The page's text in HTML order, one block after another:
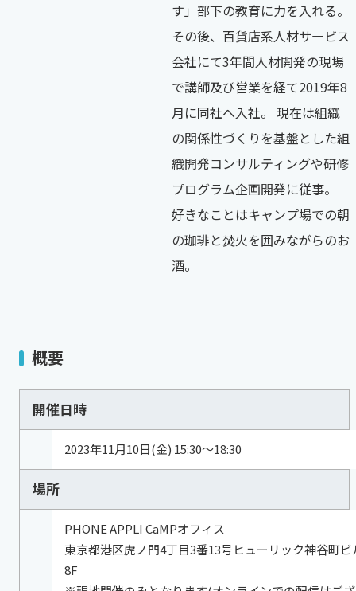
す」部下の教育に力を入れる。
その後、百貨店系人材サービス
会社にて3年間人材開発の現場
で講師及び営業を経て2019年8
月に同社へ入社。 現在は組織
の関係性づくりを基盤とした組
織開発コンサルティングや研修
プログラム企画開発に従事。
好きなことはキャンプ場での朝
の珈琲と焚火を囲みながらのお
酒。
概要
開催日時
2023年11月10日(金) 15:30～18:30
場所
PHONE APPLI CaMPオフィス
東京都港区虎ノ門4丁目3番13号ヒューリック神谷町ビ
8F